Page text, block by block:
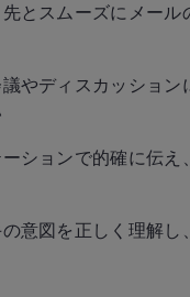
とスムーズにメール
やディスカッション
ションで的確に伝え
意図を正しく理解し